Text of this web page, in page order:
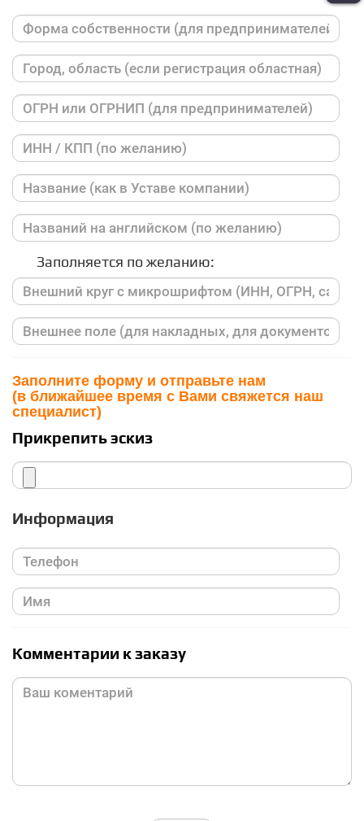
Заполняется по желанию:
Заполните форму и отправьте нам
(в ближайшее время с Вами свяжется наш
специалист)
Прикрепить эскиз
Информация
Комментарии к заказу